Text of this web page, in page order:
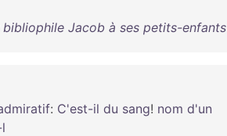
Jacob à ses petits-enfants
: C'est-il du sang! nom d'un